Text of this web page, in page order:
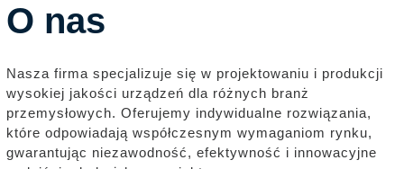
O nas
Nasza firma specjalizuje się w projektowaniu i produkcji
wysokiej jakości urządzeń dla różnych branż
przemysłowych. Oferujemy indywidualne rozwiązania,
które odpowiadają współczesnym wymaganiom rynku,
gwarantując niezawodność, efektywność i innowacyjne